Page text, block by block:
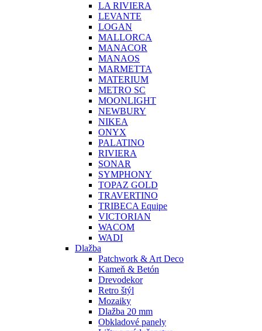
LA RIVIERA
LEVANTE
LOGAN
MALLORCA
MANACOR
MANAOS
MARMETTA
MATERIUM
METRO SC
MOONLIGHT
NEWBURY
NIKEA
ONYX
PALATINO
RIVIERA
SONAR
SYMPHONY
TOPAZ GOLD
TRAVERTINO
TRIBECA Equipe
VICTORIAN
WACOM
WADI
Dlažba
Patchwork & Art Deco
Kameň & Betón
Drevodekor
Retro štýl
Mozaiky
Dlažba 20 mm
Obkladové panely